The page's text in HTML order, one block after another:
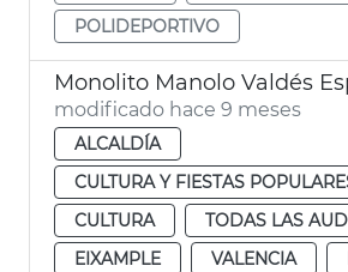
POLIDEPORTIVO
modificado hace 9 meses
ALCALDÍA
CULTURA Y FIESTAS
CULTURA
TODAS LAS
EIXAMPLE
VALENCIA